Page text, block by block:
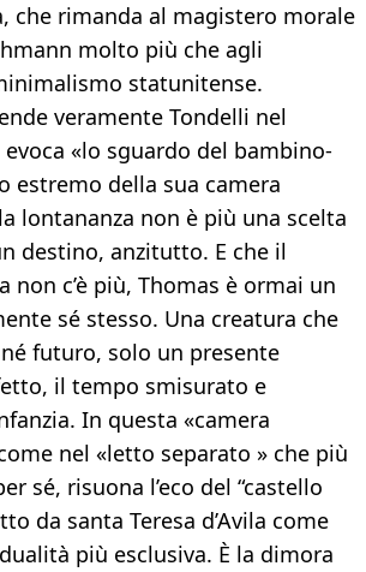
che rimanda al magistero morale
molto più che agli
statunitense.
veramente Tondelli nel
«lo sguardo del bambino-
estremo della sua camera
lontananza non è più una scelta
destino, anzitutto. E che il
non c’è più, Thomas è ormai un
sé stesso. Una creatura che
futuro, solo un presente
il tempo smisurato e
In questa «camera
nel «letto separato » che più
sé, risuona l’eco del “castello
da santa Teresa d’Avila come
più esclusiva. È la dimora